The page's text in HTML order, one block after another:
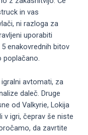
in vas
ni razloga za
uporabiti
enakovrednih bitov
poplačano.
avtomati, za
daleč. Druge
od Valkyrie, Lokija
v igri, čeprav še niste
da zavrtite